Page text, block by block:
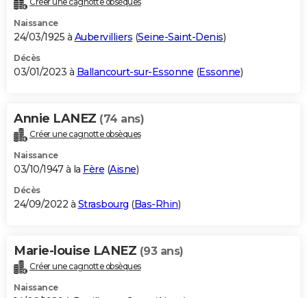
Naissance
24/03/1925 à Aubervilliers (Seine-Saint-Denis)
Décès
03/01/2023 à Ballancourt-sur-Essonne (Essonne)
Annie LANEZ (74 ans)
Créer une cagnotte obsèques
Naissance
03/10/1947 à la Fère (Aisne)
Décès
24/09/2022 à Strasbourg (Bas-Rhin)
Marie-louise LANEZ (93 ans)
Créer une cagnotte obsèques
Naissance